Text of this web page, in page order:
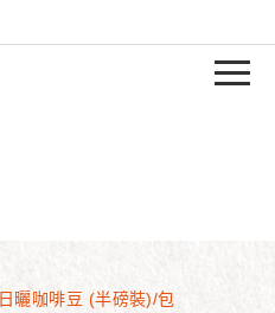
日曬咖啡豆 (半磅裝)/包